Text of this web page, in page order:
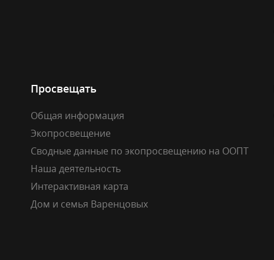
Просвещать
Общая информация
Экопросвещение
Сводные данные по экопросвещению на ООПТ
Наша деятельность
Интерактивная карта
Дом и семья Варенцовых